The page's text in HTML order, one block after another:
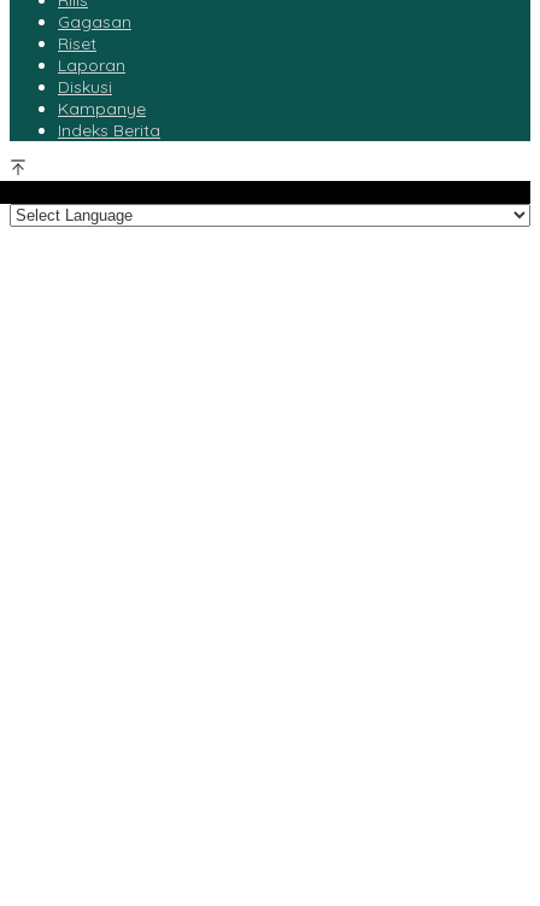
Gagasan
Riset
Laporan
Diskusi
Kampanye
Indeks Berita